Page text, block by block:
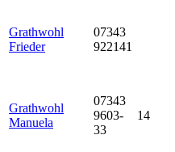
Grathwohl
Frieder
07343
922141
Grathwohl
Manuela
07343
9603-
33
14